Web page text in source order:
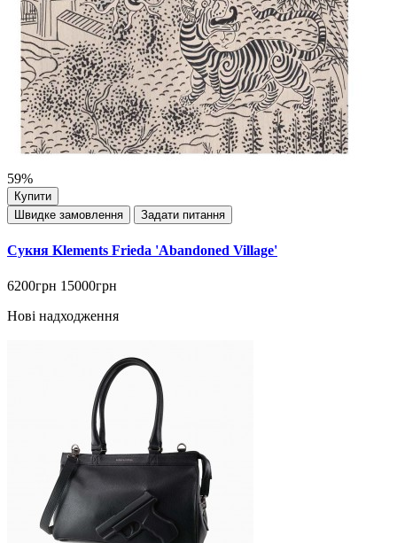
59%
Купити
Швидке замовлення
Задати питання
Сукня Klements Frieda 'Abandoned Village'
6200грн 15000грн
Нові надходження